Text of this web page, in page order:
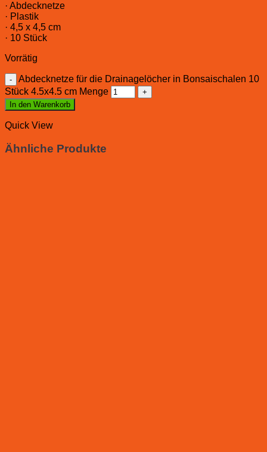
· Abdecknetze
· Plastik
· 4,5 x 4,5 cm
· 10 Stück
Vorrätig
Abdecknetze für die Drainagelöcher in Bonsaischalen 10
Stück 4.5x4.5 cm Menge
In den Warenkorb
Quick View
Ähnliche Produkte